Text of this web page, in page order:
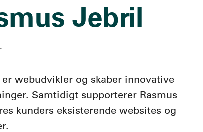
Jebril
er webudvikler og skaber innovative
Samtidigt supporterer Rasmus
kunders eksisterende websites og